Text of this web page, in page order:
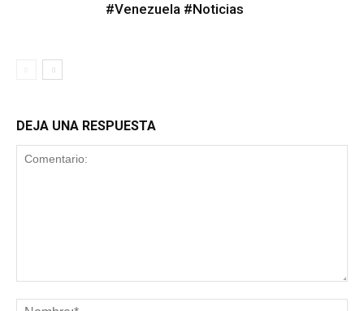
#Venezuela #Noticias
DEJA UNA RESPUESTA